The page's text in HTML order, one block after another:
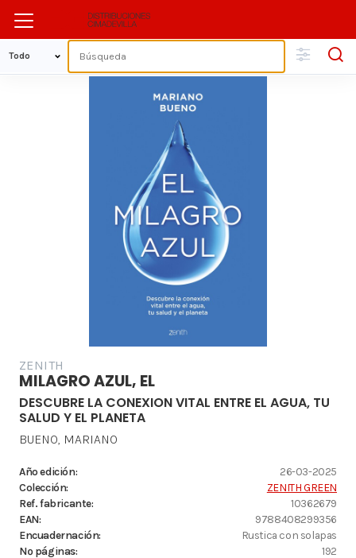
ZENITH
MILAGRO AZUL, EL
DESCUBRE LA CONEXION VITAL ENTRE EL AGUA, TU
SALUD Y EL PLANETA
BUENO, MARIANO
Año edición:
26-03-2025
Colección:
ZENITH GREEN
Ref. fabricante:
10362679
EAN:
9788408299356
Encuadernación:
Rustica con solapas
Nº páginas:
192